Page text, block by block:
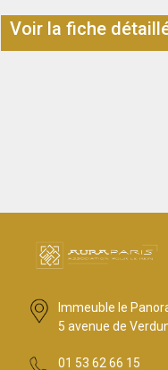
Voir la fiche
Immeuble le
5 avenue de
01 53 62 66 15